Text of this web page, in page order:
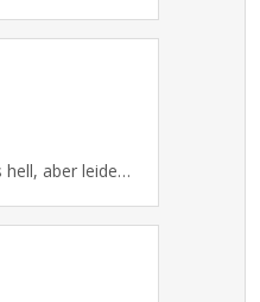
Es ist schon dunkel, mach schnell mal Licht, hab‘ ne Idee für’n kurzes Gedicht ! Schalter an – schon ist es hell, aber leider viel zu schnell … Vergaß ich, was mir spontan eingefallen war, leider gar nichts mehr von dem ist noch da ! Gedächtnislücke – Welch ein Graus – Mach‘ das Licht schnell […]